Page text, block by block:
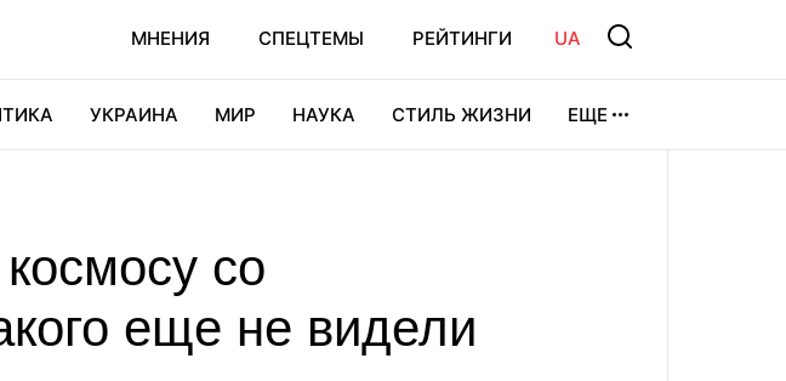
МНЕНИЯ СПЕЦТЕМЫ РЕЙТИНГИ UA
УКРАИНА МИР НАУКА СТИЛЬ ЖИЗНИ ЕЩЕ
со
еще не видели